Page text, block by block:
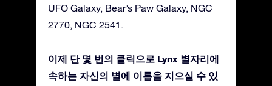
UFO Galaxy, Bear’s Paw Galaxy, NGC
2770, NGC 2541.
이제 단 몇 번의 클릭으로 Lynx 별자리에
속하는 자신의 별에 이름을 지으실 수 있